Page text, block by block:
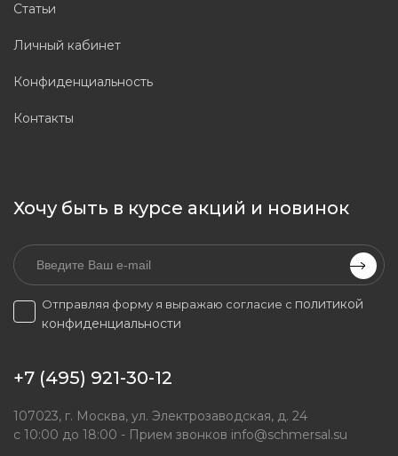
Статьи
Личный кабинет
Конфиденциальность
Контакты
Хочу быть в курсе акций и новинок
Отправляя форму я выражаю согласие с политикой
конфиденциальности
+7 (495) 921-30-12
107023, г. Москва, ул. Электрозаводская, д. 24
с 10:00 до 18:00 - Прием звонков info@schmersal.su